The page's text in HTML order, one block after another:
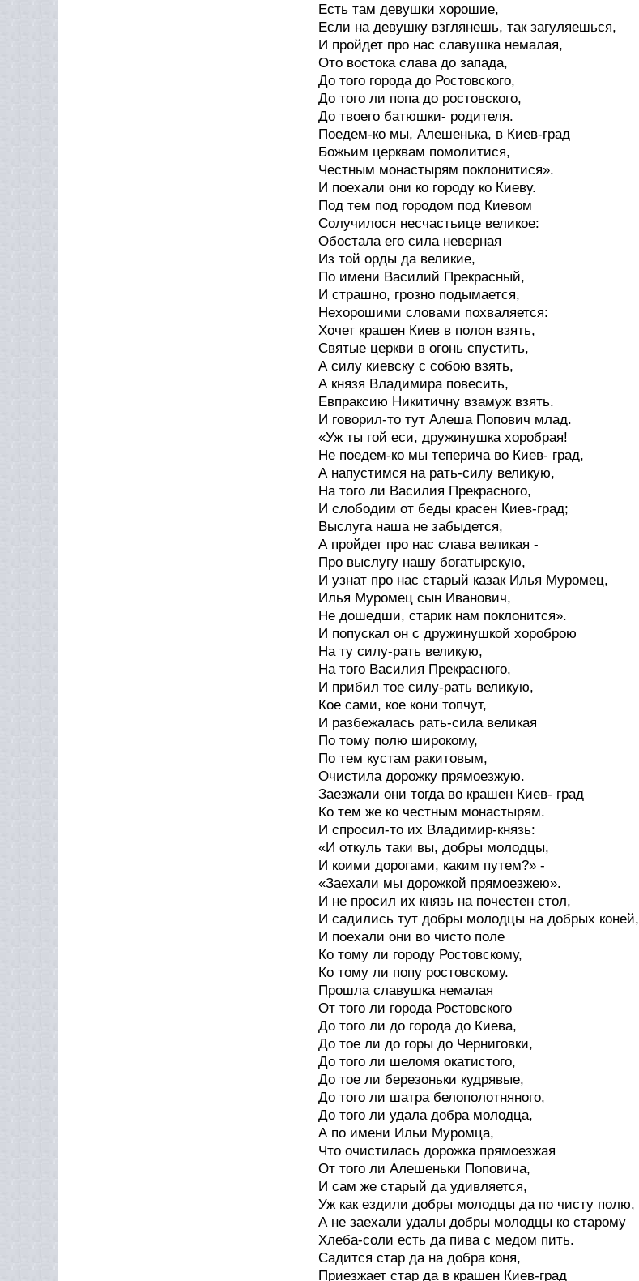
Есть там девушки хорошие,
Если на девушку взглянешь, так загуляешься,
И пройдет про нас славушка немалая,
Ото востока слава до запада,
До того города до Ростовского,
До того ли попа до ростовского,
До твоего батюшки- родителя.
Поедем-ко мы, Алешенька, в Киев-град
Божьим церквам помолитися,
Честным монастырям поклонитися».
И поехали они ко городу ко Киеву.
Под тем под городом под Киевом
Солучилося несчастьице великое:
Обостала его сила неверная
Из той орды да великие,
По имени Василий Прекрасный,
И страшно, грозно подымается,
Нехорошими словами похваляется:
Хочет крашен Киев в полон взять,
Святые церкви в огонь спустить,
А силу киевску с собою взять,
А князя Владимира повесить,
Евпраксию Никитичну взамуж взять.
И говорил-то тут Алеша Попович млад.
«Уж ты гой еси, дружинушка хоробрая!
Не поедем-ко мы теперича во Киев- град,
А напустимся на рать-силу великую,
На того ли Василия Прекрасного,
И слободим от беды красен Киев-град;
Выслуга наша не забыдется,
А пройдет про нас слава великая -
Про выслугу нашу богатырскую,
И узнат про нас старый казак Илья Муромец,
Илья Муромец сын Иванович,
Не дошедши, старик нам поклонится».
И попускал он с дружинушкой хороброю
На ту силу-рать великую,
На того Василия Прекрасного,
И прибил тое силу-рать великую,
Кое сами, кое кони топчут,
И разбежалась рать-сила великая
По тому полю широкому,
По тем кустам ракитовым,
Очистила дорожку прямоезжую.
Заезжали они тогда во крашен Киев- град
Ко тем же ко честным монастырям.
И спросил-то их Владимир-князь:
«И откуль таки вы, добры молодцы,
И коими дорогами, каким путем?» -
«Заехали мы дорожкой прямоезжею».
И не просил их князь на почестен стол,
И садились тут добры молодцы на добрых коней,
И поехали они во чисто поле
Ко тому ли городу Ростовскому,
Ко тому ли попу ростовскому.
Прошла славушка немалая
От того ли города Ростовского
До того ли до города до Киева,
До тое ли до горы до Черниговки,
До того ли шеломя окатистого,
До тое ли березоньки кудрявые,
До того ли шатра белополотняного,
До того ли удала добра молодца,
А по имени Ильи Муромца,
Что очистилась дорожка прямоезжая
От того ли Алешеньки Поповича,
И сам же старый да удивляется,
Уж как ездили добры молодцы да по чисту полю,
А не заехали удалы добры молодцы ко старому
Хлеба-соли есть да пива с медом пить.
Садится стар да на добра коня,
Приезжает стар да в крашен Киев-град